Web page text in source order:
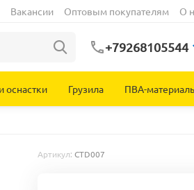
Вакансии Оптовым покупателям О
+79268105544
оснастки Грузила ПВА-
Артикул: CTD007